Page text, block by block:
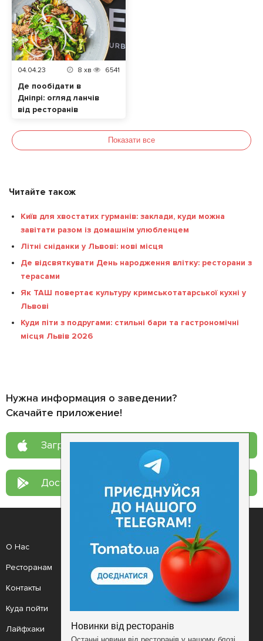
04.04.23 8 хв 6541
Де пообідати в
Дніпрі: огляд ланчів
від ресторанів
Показати все
Читайте також
Київ для хвостатих гурманів: заклади, куди можна
завітати разом із домашнім улюбленцем
Літні сніданки у Львові: нові місця
Де відсвяткувати День народження влітку: ресторани з
терасами
Як ТАШ повертає культуру кримськотатарської кухні у
Львові
Куди піти з подругами: стильні бари та гастрономічні
місця Львів 2026
Нужна информация о заведении?
Скачайте приложение!
Загрузите в App Store
Доступно в Google Play
О Нас
Ресторанам
Контакты
Куда пойти
Лайфхаки
Рецепт дня
Новости
Анонсы
Мобильное приложение